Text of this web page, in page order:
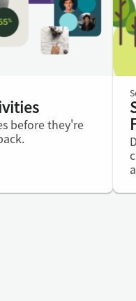
before they're